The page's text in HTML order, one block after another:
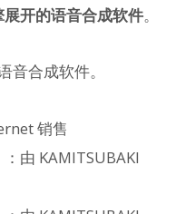
展开的语音合成软件。
音合成软件。
销售
由 KAMITSUBAKI